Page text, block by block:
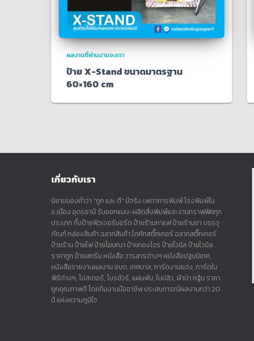
ผลงานที่ผ่านมาของเรา
ป้าย X-Stand ขนาดมาตรฐาน
60×160 cm
เกี่ยวกับเรา
นิยามของคำว่า "ถูก และ ดี" มีจริง เพตาการพิมพ์ โรงพิมพ์ใน
อ.เมือง อุดรธานี รับออกแบบ-ผลิตสิ่งพิมพ์และงานกราฟฟิคทุก
ประเภท ทั้งป้ายฟิวเจอร์บอร์ด ป้ายร้านกาแฟ ป้ายร้านชา บรรจุ
ภัณฑ์ กล่องสินค้า ฉลากสินค้า ไดคัทสติ๊กเกอร์ ฉลากสติ๊กเกอร์
ป้ายร้าน ป้ายไฟ ป้ายโฆษณา ป้ายกองโจร ป้ายไวนิล ป้ายไวนิล
ราคาถูก ป้ายสกรีน หนังสือ วารสารต่างๆ หนังสือปฐมนิเทศ,
หนังสือรายงานผลงาน อบต. เทศบาล, การ์ดงานแต่ง, การ์ดใน
พิธีต่างๆ, โปสเตอร์, โบรชัวร์, แผ่นพับ, ใบปลิว, ผ้าป่า กฐิน ราคา
ถูกคุณภาพดี โดยทีมงานมืออาชีพ ประสบการณ์ผลงานกว่า 20
ปี แห่งความภูมิใจ